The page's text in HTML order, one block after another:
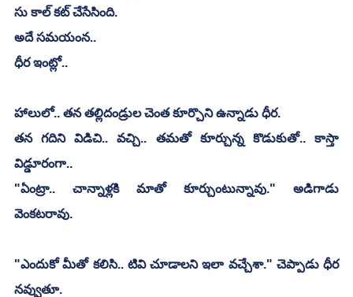
సు కాల్ కట్ చేసేసింది.
అదే సమయంన..
ధీర ఇంట్లో..
హాలులో.. తన తల్లిదండ్రుల చెంత కూర్చొని ఉన్నాడు ధీర.
తన గదిని విడిచి.. వచ్చి.. తమతో కూర్చున్న కొడుకుతో.. కాస్తా
విడ్డూరంగా..
"ఏంట్రా.. చాన్నాళ్లకి మాతో కూర్చుంటున్నావు." అడిగాడు
వెంకటరావు.
"ఎందుకో మీతో కలిసి.. టివి చూడాలని ఇలా వచ్చేశా." చెప్పాడు ధీర
నవ్వుతూ.